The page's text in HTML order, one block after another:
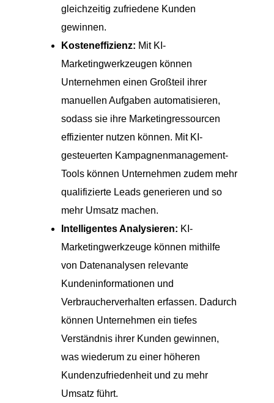
gleichzeitig zufriedene Kunden
gewinnen.
Kosteneffizienz: Mit KI-
Marketingwerkzeugen können
Unternehmen einen Großteil ihrer
manuellen Aufgaben automatisieren,
sodass sie ihre Marketingressourcen
effizienter nutzen können. Mit KI-
gesteuerten Kampagnenmanagement-
Tools können Unternehmen zudem mehr
qualifizierte Leads generieren und so
mehr Umsatz machen.
Intelligentes Analysieren: KI-
Marketingwerkzeuge können mithilfe
von Datenanalysen relevante
Kundeninformationen und
Verbraucherverhalten erfassen. Dadurch
können Unternehmen ein tiefes
Verständnis ihrer Kunden gewinnen,
was wiederum zu einer höheren
Kundenzufriedenheit und zu mehr
Umsatz führt.